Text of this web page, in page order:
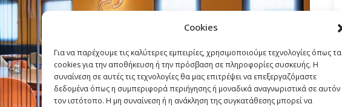
Cookies
Για να παρέχουμε τις καλύτερες εμπειρίες, χρησιμοποιούμε τεχνολογίες όπως τα
cookies για την αποθήκευση ή την πρόσβαση σε πληροφορίες συσκευής. Η
συναίνεση σε αυτές τις τεχνολογίες θα μας επιτρέψει να επεξεργαζόμαστε
δεδομένα όπως η συμπεριφορά περιήγησης ή μοναδικά αναγνωριστικά σε αυτόν
τον ιστότοπο. Η μη συναίνεση ή η ανάκληση της συγκατάθεσης μπορεί να